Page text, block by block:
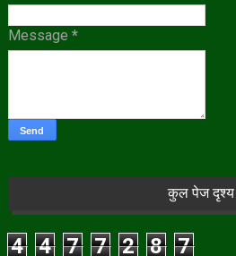
Message *
कुल पेज दृश्य
4 4 7 7 2 8 7